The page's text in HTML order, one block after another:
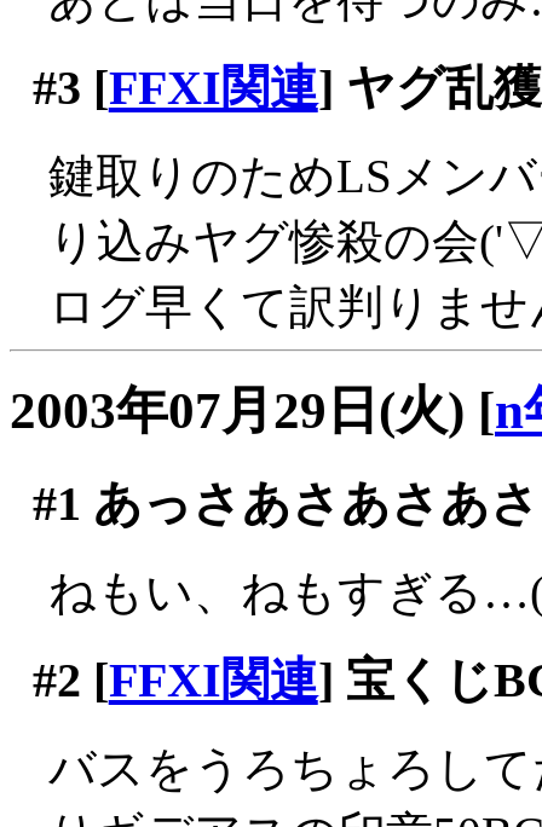
#3 [FFXI関連] ヤグ乱
鍵取りのためLSメン
り込みヤグ惨殺の会
ログ早くて訳判りま
2003年07月29日(火) [n
#1 あっさあさあさあ
ねもい、ねもすぎる
#2 [FFXI関連] 宝くじ
バスをうろちょろし